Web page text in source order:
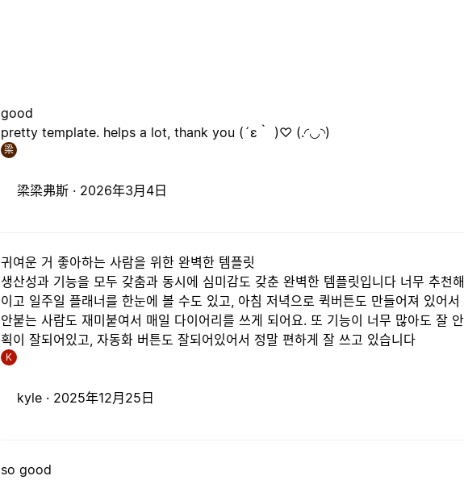
good
pretty template. helps a lot, thank you (´ε｀ )♡ (.◜◡◝)
梁
梁梁弗斯 · 2026年3月4日
귀여운 거 좋아하는 사람을 위한 완벽한 템플릿
생산성과 기능을 모두 갖춤과 동시에 심미감도 갖춘 완벽한 템플릿입니다 너무 추천
이고 일주일 플래너를 한눈에 볼 수도 있고, 아침 저녁으로 퀵버튼도 만들어져 있어
안붙는 사람도 재미붙여서 매일 다이어리를 쓰게 되어요. 또 기능이 너무 많아도 잘
획이 잘되어있고, 자동화 버튼도 잘되어있어서 정말 편하게 잘 쓰고 있습니다
K
kyle · 2025年12月25日
so good